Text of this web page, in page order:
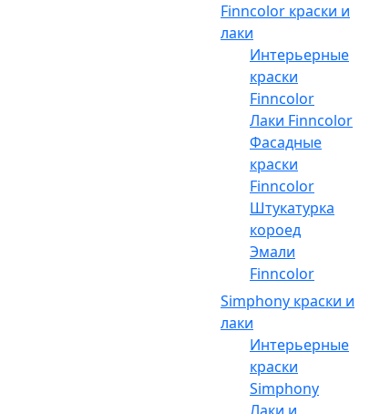
Finncolor краски и
лаки
Интерьерные
краски
Finncolor
Лаки Finncolor
Фасадные
краски
Finncolor
Штукатурка
короед
Эмали
Finncolor
Simphony краски и
лаки
Интерьерные
краски
Simphony